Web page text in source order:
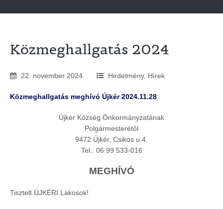
Közmeghallgatás 2024
22 november 2024 Hirdetmény, Hírek
Közmeghallgatás meghívó Újkér 2024.11.28
Újkér Község Önkormányzatának
Polgármesterétől
9472 Újkér, Csikos u.4.
Tel.: 06 99 533-016
MEGHÍVÓ
Tisztelt ÚJKÉRI Lakosok!